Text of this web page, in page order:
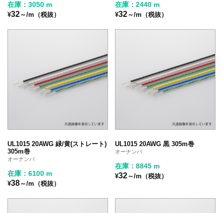
在庫：3050 m
¥32～/m（税抜）
在庫：2440 m
¥32～/m（税抜）
UL1015 20AWG 緑/黄(ストレート)
305m巻
オーナンバ
在庫：6100 m
¥38～/m（税抜）
UL1015 20AWG 黒 305m巻
オーナンバ
在庫：8845 m
¥32～/m（税抜）